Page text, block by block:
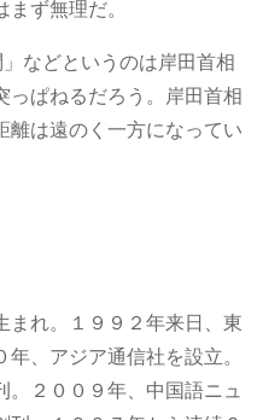
ず無理だ。
などというのは岸田首相
っぱねるだろう。岸田首相
離は遠のく一方になってい
まれ。１９９２年来日、東
、アジア通信社を設立。
。２００９年、中国語ニュ